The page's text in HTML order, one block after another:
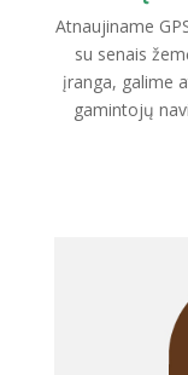
Atnaujiname
su senais
įranga, galime
gamintojų